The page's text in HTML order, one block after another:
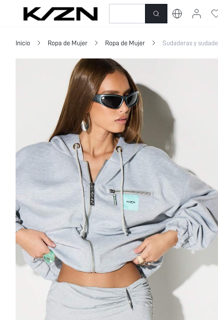
Vestidos
Inicio Ropa de Mujer Ropa de Mujer Sudaderas y